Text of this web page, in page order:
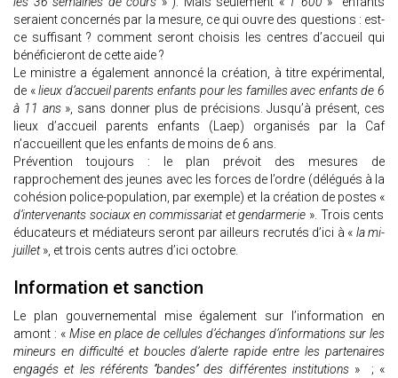
seraient concernés par la mesure, ce qui ouvre des questions : est-
ce suffisant ? comment seront choisis les centres d’accueil qui
bénéficieront de cette aide ?
Le ministre a également annoncé la création, à titre expérimental,
de «lieux d’accueil parents enfants pour les familles avec enfants de 6
à 11 ans», sans donner plus de précisions. Jusqu’à présent, ces
lieux d’accueil parents enfants (Laep) organisés par la Caf
n’accueillent que les enfants de moins de 6 ans.
Prévention toujours : le plan prévoit des mesures de
rapprochement des jeunes avec les forces de l’ordre (délégués à la
cohésion police-population, par exemple) et la création de postes «
d’intervenants sociaux en commissariat et gendarmerie ». Trois cents
éducateurs et médiateurs seront par ailleurs recrutés d’ici à « la mi-
juillet», et trois cents autres d’ici octobre.
Information et sanction
Le plan gouvernemental mise également sur l’information en
amont : « Mise en place de cellules d’échanges d’informations sur les
mineurs en difficulté et boucles d’alerte rapide entre les partenaires
engagés et les référents ‘’bandes’’ des différentes institutions» ; «